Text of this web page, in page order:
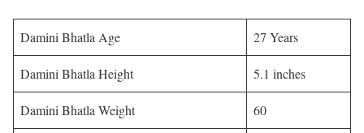
Damini Bhatla Age 27 Years
Damini Bhatla Height 5.1 inches
Damini Bhatla Weight 60